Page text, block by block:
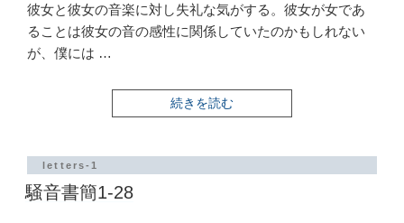
彼女と彼女の音楽に対し失礼な気がする。彼女が女であ
ることは彼女の音の感性に関係していたのかもしれない
が、僕には …
“騒
音
29”
続きを読む
letters-1
騒音書簡1-28